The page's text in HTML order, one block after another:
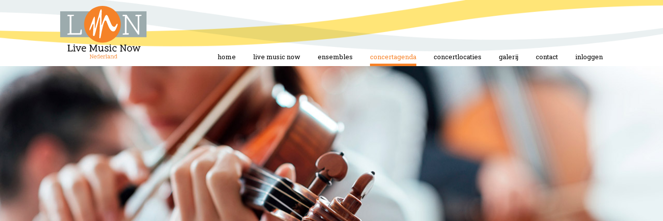
home live music now ensembles concertagenda concertlocaties galerij contact inloggen